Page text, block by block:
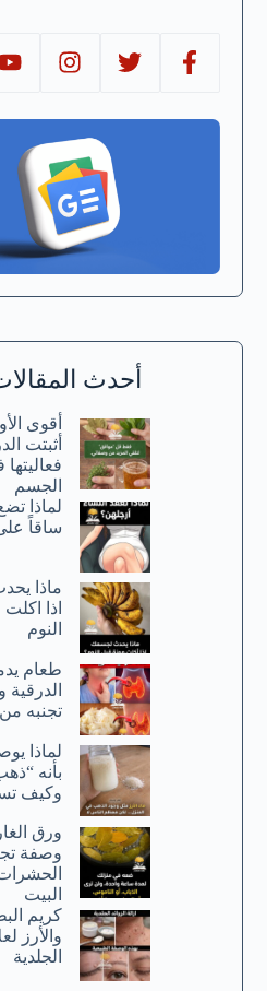
أحدث
أقوى
أثبتت
الجسم
لماذا
ساقاً
ماذا
اذا
النوم
طعام
الدرقية
تجنبه من
لماذا
بأنه
وكيف
ورق
وصفة
البيت
كريم
والأرز
الجلدية